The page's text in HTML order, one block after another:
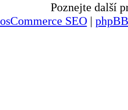
Poznejte další
osCommerce SEO|